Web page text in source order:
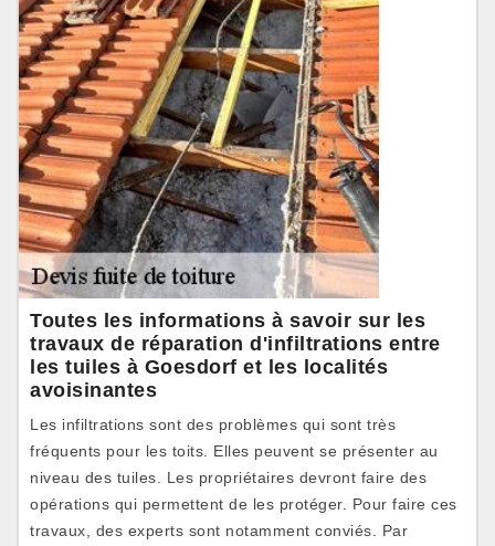
Toutes les informations à savoir sur les
travaux de réparation d'infiltrations entre
les tuiles à Goesdorf et les localités
avoisinantes
Les infiltrations sont des problèmes qui sont très
fréquents pour les toits. Elles peuvent se présenter au
niveau des tuiles. Les propriétaires devront faire des
opérations qui permettent de les protéger. Pour faire ces
travaux, des experts sont notamment conviés. Par